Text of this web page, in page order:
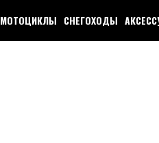
МОТОЦИКЛЫ СНЕГОХОДЫ